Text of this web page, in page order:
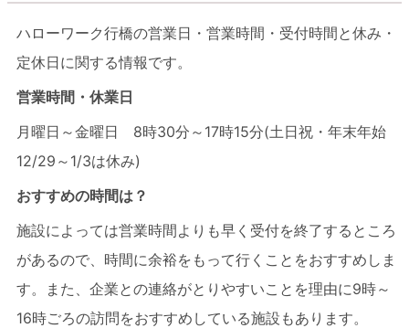
ハローワーク行橋の営業日・営業時間・受付時間と休み・
定休日に関する情報です。
営業時間・休業日
月曜日～金曜日 8時30分～17時15分(土日祝・年末年始
12/29～1/3は休み)
おすすめの時間は？
施設によっては営業時間よりも早く受付を終了するところ
があるので、時間に余裕をもって行くことをおすすめしま
す。また、企業との連絡がとりやすいことを理由に9時～
16時ごろの訪問をおすすめしている施設もあります。